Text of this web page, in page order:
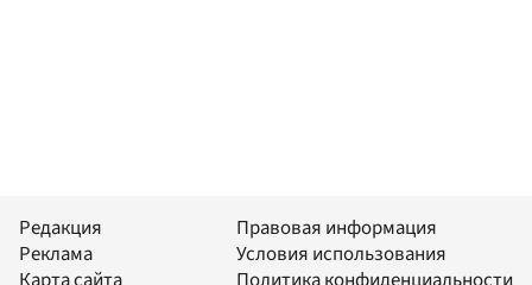
Редакция
Реклама
Правовая информация
Условия использования